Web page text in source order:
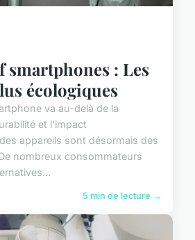
smartphones : Les
écologiques
va au-delà de la
et l'impact
appareils sont désormais des
nombreux consommateurs
5 min de lecture →